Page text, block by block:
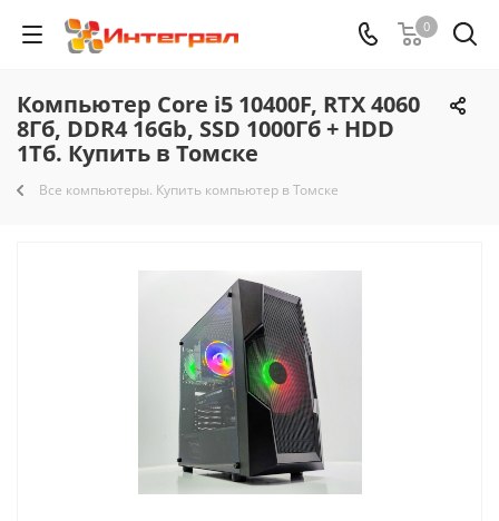
0
Компьютер Core i5 10400F, RTX 4060
8Гб, DDR4 16Gb, SSD 1000Гб + HDD
1Тб. Купить в Томске
Все компьютеры. Купить компьютер в Томске